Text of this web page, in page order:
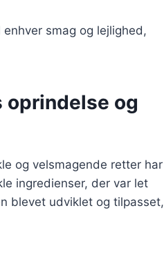
smag og lejlighed,
oprindelse og
og velsmagende retter har
ingredienser, der var let
blevet udviklet og tilpasset,